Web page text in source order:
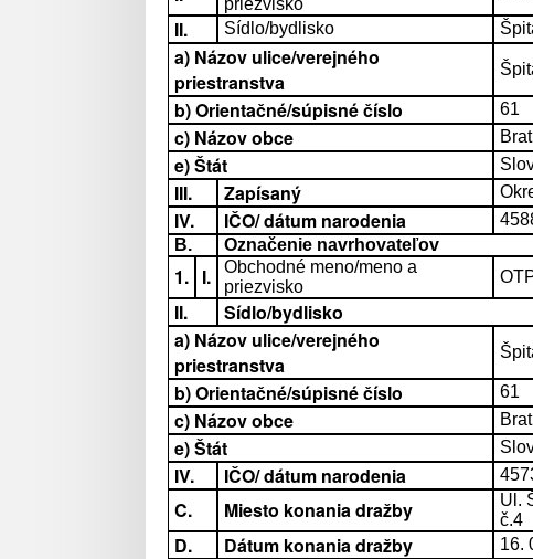
priezvisko
II. Sídlo/bydlisko
a) Názov ulice/verejného
priestranstva
b) Orientačné/súpisné číslo 61
c) Názov obce
e) Štát
III. Zapísaný
IV. IČO/ dátum narodenia
B.
Označenie navrhovateľov
1. I.
Obchodné meno/meno a
priezvisko
II.
Sídlo/bydlisko
a) Názov ulice/verejného
priestranstva
b) Orientačné/súpisné číslo 61
c) Názov obce
e) Štát
IV. IČO/ dátum narodenia
C. Miesto konania dražby
Ul.
č.4
D. Dátum konania dražby 16.